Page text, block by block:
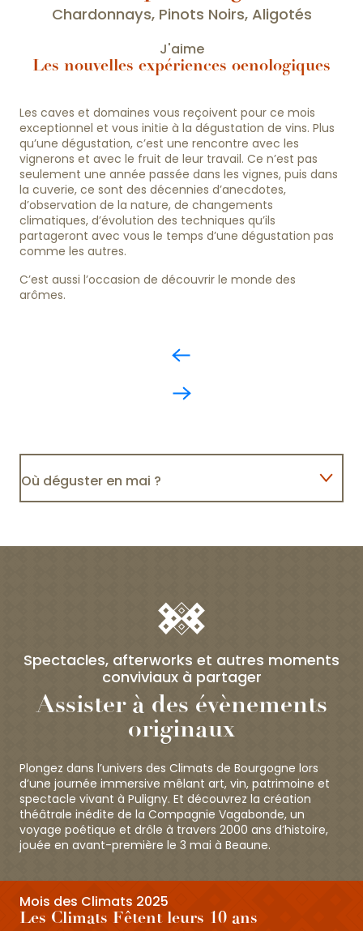
Chardonnays, Pinots Noirs, Aligotés
J'aime
Les nouvelles expériences oenologiques
Les caves et domaines vous reçoivent pour ce mois
exceptionnel et vous initie à la dégustation de vins. Plus
qu’une dégustation, c’est une rencontre avec les
vignerons et avec le fruit de leur travail. Ce n’est pas
seulement une année passée dans les vignes, puis dans
la cuverie, ce sont des décennies d’anecdotes,
d’observation de la nature, de changements
climatiques, d’évolution des techniques qu’ils
partageront avec vous le temps d’une dégustation pas
comme les autres.
C’est aussi l’occasion de découvrir le monde des
arômes.
Où déguster en mai ?
Spectacles, afterworks et autres moments
conviviaux à partager
Assister à des évènements
originaux
Plongez dans l’univers des Climats de Bourgogne lors
d’une journée immersive mêlant art, vin, patrimoine et
spectacle vivant à Puligny. Et découvrez la création
théâtrale inédite de la Compagnie Vagabonde, un
voyage poétique et drôle à travers 2000 ans d’histoire,
jouée en avant-première le 3 mai à Beaune.
Mois des Climats 2025
Les Climats Fêtent leurs 10 ans